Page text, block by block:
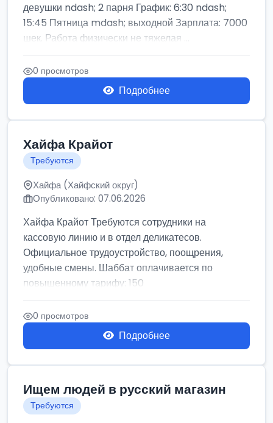
девушки ndash; 2 парня График: 6:30 ndash;
15:45 Пятница mdash; выходной Зарплата: 7000
шек. Работа физически не тяжелая ...
0 просмотров
Подробнее
Хайфа Крайот
Требуются
Хайфа (Хайфский округ)
Опубликовано: 07.06.2026
Хайфа Крайот Требуются сотрудники на
кассовую линию и в отдел деликатесов.
Официальное трудоустройство, поощрения,
удобные смены. Шаббат оплачивается по
повышенному тарифу: 150
0 просмотров
Подробнее
Ищем людей в русский магазин
Требуются